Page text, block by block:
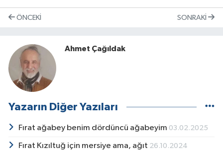
ÖNCEKI SONRAKI
Ahmet Çağıldak
Yazarın Diğer Yazıları
Fırat ağabey benim dördüncü ağabeyim 03.02.2025
Fırat Kızıltuğ için mersiye ama, ağıt 26.10.2024